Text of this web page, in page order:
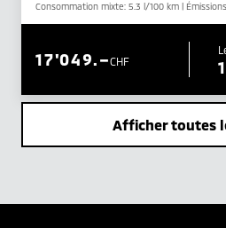
Consommation mixte: 5.3 l/100 km |
CHF
17'049.–
Afficher toutes